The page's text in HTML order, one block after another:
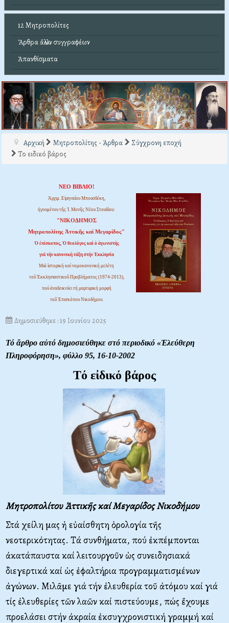
12 Μητροπολίτες
Ἄρθρα ἄλλων συγγραφέων
Ἀπανθίσματα
Αρχική Μητροπολίτης - Άρθρα
Σύγχρονη εποχή
Το ειδικό βάρος
ΝΕΟ ΒΙΒΛΙΟ!
Ἀρχιμ. Εἰρηναίου Μπουσδέκη,
ἡγουμένου τῆς Ἱ. Μονῆς Νέου Στουδίου:
"ΝΙΚΟΔΗΜΟΣ
Μητροπολίτης Ἀττικῆς καί Μεγαρίδος"
Ὁ ἐπίσκοπος, Ὁ θεολόγος καί ὁ ἀγωνιστής
γιά τήν κανονική τάξη στήν Ἐκκλησία
Μιά ἱστορική καί νομοκανονική μελέτη
τοῦ Ἐκκλησιαστικοῦ Προβλήματος (1974-2013),
πού ἀναδεικνύει τή μαρτυρική μορφή
τοῦ Ἐπισκόπου Νικοδήμου.
Δημοσιεύθηκε : 19 Ιουνίου 2025
Τό ἄρθρο αὐτό δημοσιεύθηκε στό περιοδικό «Ἐλεύθερη
Πληροφόρηση», φύλλο 95, 16-10-2002
Τό εἰδικό βάρος
Μητροπολίτου Ἀττικῆς καί Μεγαρίδος Νικοδήμου
Στά χείλη μας ἡ εὐαίσθητη ὁρολογία τῆς
νεοτερικότητας. Τά συνθήματα, πού ἐκπέμπονται
ἀκατάπαυστα καί λειτουργοῦν ὡς συνειδησιακά
διεγερτικά καί ὡς ἐφαλτήρια προγραμματισμένων
ἀγώνων. Μιλᾶμε γιά τήν ἐλευθερία τοῦ ἀτόμου καί γιά
τίς ἐλευθερίες τῶν λαῶν καί πιστεύουμε, πώς ἔχουμε
προελάσει στήν ἀκραία ἐκσυγχρονιστική γραμμή καί